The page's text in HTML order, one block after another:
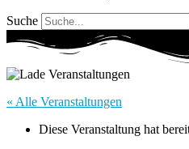
Suche
« Alle Veranstaltungen
Diese Veranstaltung hat